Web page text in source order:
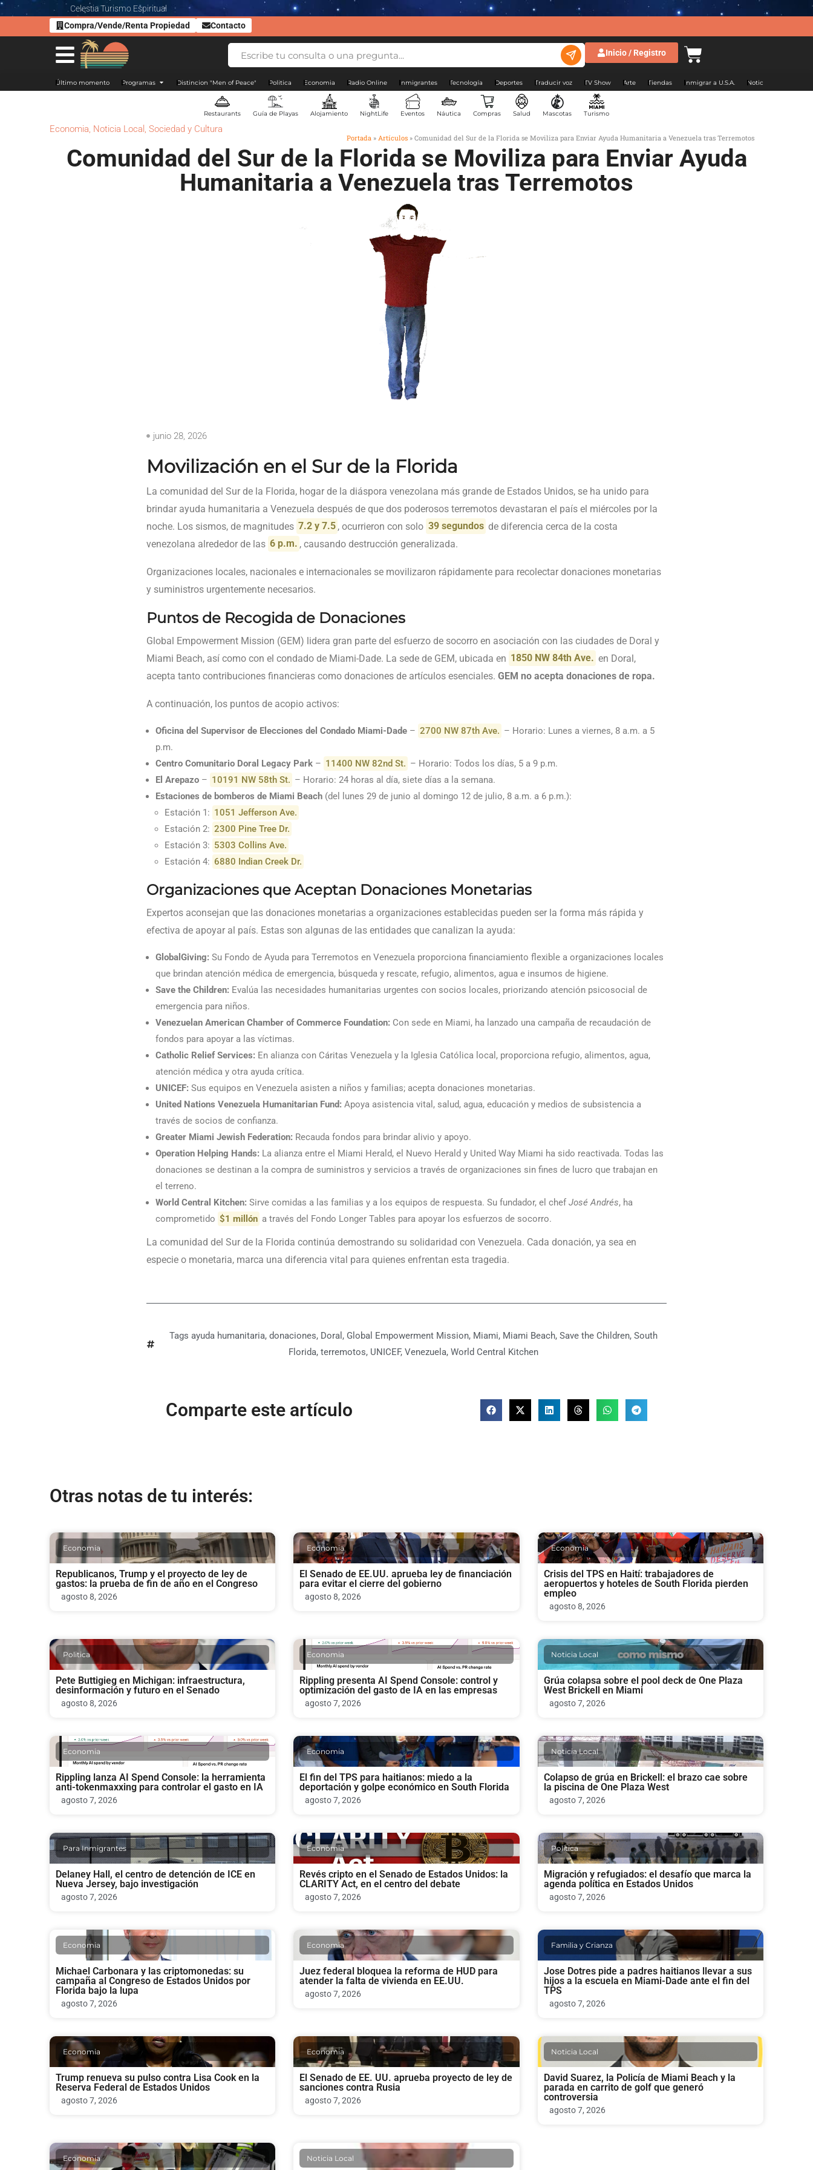
Celestia Turismo Espiritual
Compra/Vende/Renta Propiedad
Contacto
Inicio / Registro
Último momento Programas Distincion "Men of Peace" Politica Economia Radio Online Inmigrantes Tecnología Deportes Traducir voz TV Show Arte Tiendas Inmigrar a U.S.A. Noticias Argentina
Restaurants Guía de Playas Alojamiento NightLife Eventos Náutica Compras Salud Mascotas Turismo
Economia, Noticia Local , Sociedad y Cultura
Portada » Artículos » Comunidad del Sur de la Florida se Moviliza para Enviar Ayuda Humanitaria a Venezuela tras Terremotos
Comunidad del Sur de la Florida se Moviliza para Enviar Ayuda
Humanitaria a Venezuela tras Terremotos
junio 28, 2026
Movilización en el Sur de la Florida
La comunidad del Sur de la Florida, hogar de la diáspora venezolana más grande de Estados Unidos, se ha unido para
brindar ayuda humanitaria a Venezuela después de que dos poderosos terremotos devastaran el país el miércoles por la
noche. Los sismos, de magnitudes 7.2 y 7.5 , ocurrieron con solo 39 segundos de diferencia cerca de la costa
venezolana alrededor de las 6 p.m. , causando destrucción generalizada.
Organizaciones locales, nacionales e internacionales se movilizaron rápidamente para recolectar donaciones monetarias
y suministros urgentemente necesarios.
Puntos de Recogida de Donaciones
Global Empowerment Mission (GEM) lidera gran parte del esfuerzo de socorro en asociación con las ciudades de Doral y
Miami Beach, así como con el condado de Miami-Dade. La sede de GEM, ubicada en 1850 NW 84th Ave. en Doral,
acepta tanto contribuciones financieras como donaciones de artículos esenciales. GEM no acepta donaciones de ropa.
A continuación, los puntos de acopio activos:
Oficina del Supervisor de Elecciones del Condado Miami-Dade – 2700 NW 87th Ave. – Horario: Lunes a viernes, 8 a.m. a 5
p.m.
Centro Comunitario Doral Legacy Park – 11400 NW 82nd St. – Horario: Todos los días, 5 a 9 p.m.
El Arepazo – 10191 NW 58th St. – Horario: 24 horas al día, siete días a la semana.
Estaciones de bomberos de Miami Beach (del lunes 29 de junio al domingo 12 de julio, 8 a.m. a 6 p.m.):
Estación 1: 1051 Jefferson Ave.
Estación 2: 2300 Pine Tree Dr.
Estación 3: 5303 Collins Ave.
Estación 4: 6880 Indian Creek Dr.
Organizaciones que Aceptan Donaciones Monetarias
Expertos aconsejan que las donaciones monetarias a organizaciones establecidas pueden ser la forma más rápida y
efectiva de apoyar al país. Estas son algunas de las entidades que canalizan la ayuda:
GlobalGiving: Su Fondo de Ayuda para Terremotos en Venezuela proporciona financiamiento flexible a organizaciones locales
que brindan atención médica de emergencia, búsqueda y rescate, refugio, alimentos, agua e insumos de higiene.
Save the Children: Evalúa las necesidades humanitarias urgentes con socios locales, priorizando atención psicosocial de
emergencia para niños.
Venezuelan American Chamber of Commerce Foundation: Con sede en Miami, ha lanzado una campaña de recaudación de
fondos para apoyar a las víctimas.
Catholic Relief Services: En alianza con Cáritas Venezuela y la Iglesia Católica local, proporciona refugio, alimentos, agua,
atención médica y otra ayuda crítica.
UNICEF: Sus equipos en Venezuela asisten a niños y familias; acepta donaciones monetarias.
United Nations Venezuela Humanitarian Fund: Apoya asistencia vital, salud, agua, educación y medios de subsistencia a
través de socios de confianza.
Greater Miami Jewish Federation: Recauda fondos para brindar alivio y apoyo.
Operation Helping Hands: La alianza entre el Miami Herald, el Nuevo Herald y United Way Miami ha sido reactivada. Todas las
donaciones se destinan a la compra de suministros y servicios a través de organizaciones sin fines de lucro que trabajan en
el terreno.
World Central Kitchen: Sirve comidas a las familias y a los equipos de respuesta. Su fundador, el chefJosé Andrés, ha
comprometido $1 millón a través del Fondo Longer Tables para apoyar los esfuerzos de socorro.
La comunidad del Sur de la Florida continúa demostrando su solidaridad con Venezuela. Cada donación, ya sea en
especie o monetaria, marca una diferencia vital para quienes enfrentan esta tragedia.
Tags ayuda humanitaria, donaciones, Doral , Global Empowerment Mission, Miami, Miami Beach, Save the Children, South
Florida, terremotos, UNICEF, Venezuela, World Central Kitchen
Comparte este artículo
Otras notas de tu interés:
Economia
Republicanos, Trump y el proyecto de ley de
gastos: la prueba de fin de año en el Congreso
agosto 8, 2026
Economia
El Senado de EE.UU. aprueba ley de financiación
para evitar el cierre del gobierno
agosto 8, 2026
Economia
Crisis del TPS en Haití: trabajadores de
aeropuertos y hoteles de South Florida pierden
empleo
agosto 8, 2026
Politica
Pete Buttigieg en Michigan: infraestructura,
desinformación y futuro en el Senado
agosto 8, 2026
Economia
Rippling presenta AI Spend Console: control y
optimización del gasto de IA en las empresas
agosto 7, 2026
Noticia Local
Grúa colapsa sobre el pool deck de One Plaza
West Brickell en Miami
agosto 7, 2026
Economia
Rippling lanza AI Spend Console: la herramienta
anti-tokenmaxxing para controlar el gasto en IA
agosto 7, 2026
Economia
El fin del TPS para haitianos: miedo a la
deportación y golpe económico en South Florida
agosto 7, 2026
Noticia Local
Colapso de grúa en Brickell: el brazo cae sobre
la piscina de One Plaza West
agosto 7, 2026
Para Inmigrantes
Delaney Hall, el centro de detención de ICE en
Nueva Jersey, bajo investigación
agosto 7, 2026
Economia
Revés cripto en el Senado de Estados Unidos: la
CLARITY Act, en el centro del debate
agosto 7, 2026
Politica
Migración y refugiados: el desafío que marca la
agenda política en Estados Unidos
agosto 7, 2026
Economia
Michael Carbonara y las criptomonedas: su
campaña al Congreso de Estados Unidos por
Florida bajo la lupa
agosto 7, 2026
Economia
Juez federal bloquea la reforma de HUD para
atender la falta de vivienda en EE.UU.
agosto 7, 2026
Familia y Crianza
Jose Dotres pide a padres haitianos llevar a sus
hijos a la escuela en Miami-Dade ante el fin del
TPS
agosto 7, 2026
Economia
Trump renueva su pulso contra Lisa Cook en la
Reserva Federal de Estados Unidos
agosto 7, 2026
Economia
El Senado de EE. UU. aprueba proyecto de ley de
sanciones contra Rusia
agosto 7, 2026
Noticia Local
David Suarez, la Policía de Miami Beach y la
parada en carrito de golf que generó
controversia
agosto 7, 2026
Economia Noticia Local